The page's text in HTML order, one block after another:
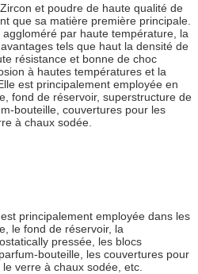
et poudre de haute qualité de
que sa matière première principale.
par haute température, la
tels que haut la densité de
résistance et bonne de choc
à hautes températures et la
est principalement employée en
fond de réservoir, superstructure de
bouteille, couvertures pour les
à chaux sodée.
principalement employée dans les
le fond de réservoir, la
pressée, les blocs
bouteille, les couvertures pour
verre à chaux sodée, etc.